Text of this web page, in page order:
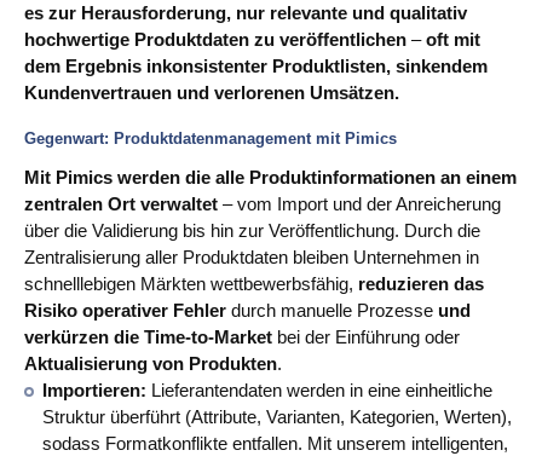
es zur Herausforderung, nur relevante und qualitativ
hochwertige Produktdaten zu veröffentlichen –oft mit
dem Ergebnis inkonsistenter Produktlisten, sinkendem
Kundenvertrauen und verlorenen Umsätzen.
Gegenwart: Produktdatenmanagement mit Pimics
Mit Pimics werden die alle Produktinformationen an einem
zentralen Ort verwaltet – vom Import und der Anreicherung
über die Validierung bis hin zur Veröffentlichung. Durch die
Zentralisierung aller Produktdaten bleiben Unternehmen in
schnelllebigen Märkten wettbewerbsfähig, reduzieren das
Risiko operativer Fehler durch manuelle Prozesse und
verkürzen die Time‑to‑Market bei der Einführung oder
Aktualisierung von Produkten.
Importieren: Lieferantendaten werden in eine einheitliche
Struktur überführt (Attribute, Varianten, Kategorien, Werten),
sodass Formatkonflikte entfallen. Mit unserem intelligenten,